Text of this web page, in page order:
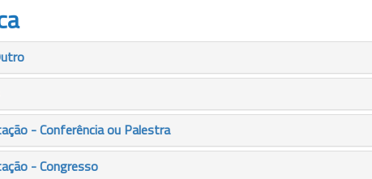
- Conferência ou Palestra
- Congresso